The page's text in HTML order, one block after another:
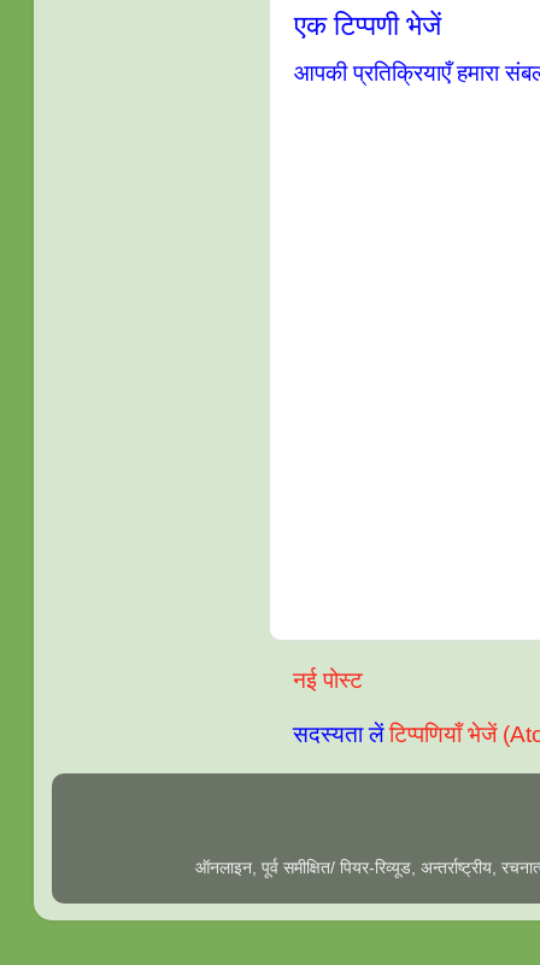
एक टिप्पणी भेजें
आपकी प्रतिक्रियाएँ हमारा
नई पोस्ट
सदस्यता लेंटिप्पणियाँ भेजें
ऑनलाइन, पूर्व समीक्षित/ पियर-रिव्यूड, अन्तर्राष्ट्रीय,